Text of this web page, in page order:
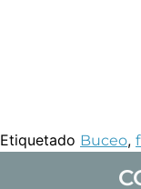
Etiquetado Buceo,